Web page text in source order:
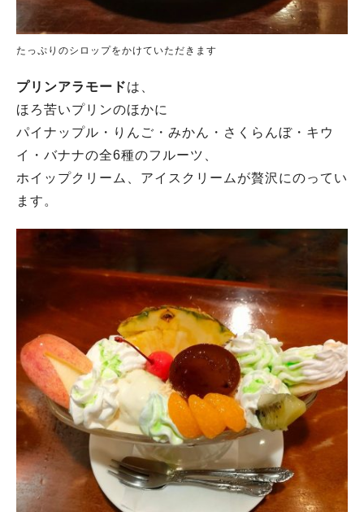
たっぷりのシロップをかけていただきます
プリンアラモードは、
ほろ苦いプリンのほかに
パイナップル・りんご・みかん・さくらんぼ・キウ
イ・バナナの全6種のフルーツ、
ホイップクリーム、アイスクリームが贅沢にのってい
ます。